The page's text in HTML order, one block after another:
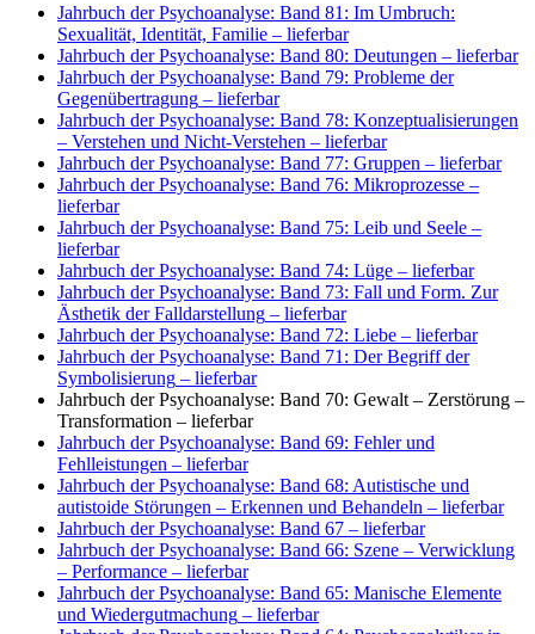
Jahrbuch der Psychoanalyse: Band 81: Im Umbruch:
Sexualität, Identität, Familie – lieferbar
Jahrbuch der Psychoanalyse: Band 80: Deutungen – lieferbar
Jahrbuch der Psychoanalyse: Band 79: Probleme der
Gegenübertragung – lieferbar
Jahrbuch der Psychoanalyse: Band 78: Konzeptualisierungen
– Verstehen und Nicht-Verstehen – lieferbar
Jahrbuch der Psychoanalyse: Band 77: Gruppen – lieferbar
Jahrbuch der Psychoanalyse: Band 76: Mikroprozesse –
lieferbar
Jahrbuch der Psychoanalyse: Band 75: Leib und Seele –
lieferbar
Jahrbuch der Psychoanalyse: Band 74: Lüge – lieferbar
Jahrbuch der Psychoanalyse: Band 73: Fall und Form. Zur
Ästhetik der Falldarstellung – lieferbar
Jahrbuch der Psychoanalyse: Band 72: Liebe – lieferbar
Jahrbuch der Psychoanalyse: Band 71: Der Begriff der
Symbolisierung – lieferbar
Jahrbuch der Psychoanalyse: Band 70: Gewalt – Zerstörung –
Transformation – lieferbar
Jahrbuch der Psychoanalyse: Band 69: Fehler und
Fehlleistungen – lieferbar
Jahrbuch der Psychoanalyse: Band 68: Autistische und
autistoide Störungen – Erkennen und Behandeln – lieferbar
Jahrbuch der Psychoanalyse: Band 67 – lieferbar
Jahrbuch der Psychoanalyse: Band 66: Szene – Verwicklung
– Performance – lieferbar
Jahrbuch der Psychoanalyse: Band 65: Manische Elemente
und Wiedergutmachung – lieferbar